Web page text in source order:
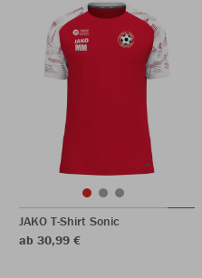
JAKO T-Shirt Sonic
ab 30,99 €